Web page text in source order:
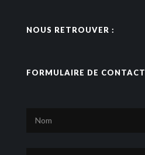
NOUS RETROUVER :
FORMULAIRE DE CONTACT